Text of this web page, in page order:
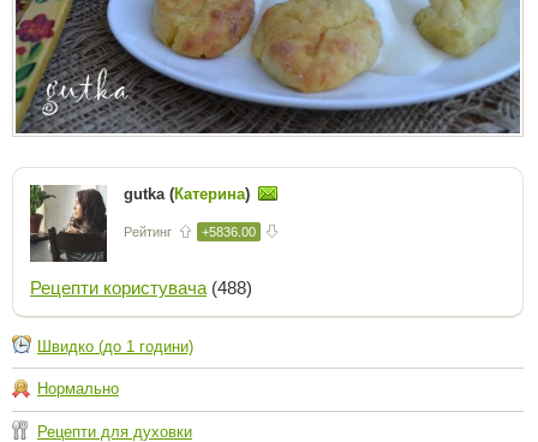
gutka (Катерина)
Рейтинг +5836.00
Рецепти користувача (488)
Швидко (до 1 години)
Нормально
Рецепти для духовки